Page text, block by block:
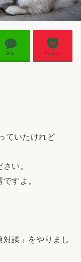
送る Pocket
ていたけれど
い。
すよ。
談」をやりまし